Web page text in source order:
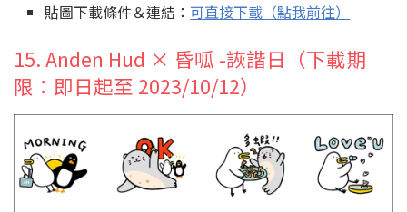
貼圖下載條件＆連結： 可直接下載（點我前往）
15. Anden Hud × 昏呱 -詼諧日（下載期
限：即日起至 2023/10/12）